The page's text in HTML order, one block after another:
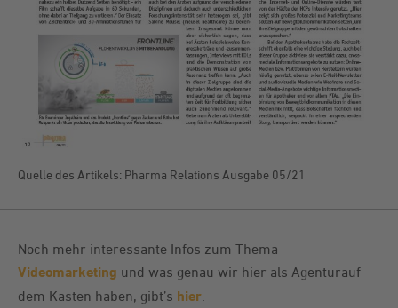
Quelle des Artikels: Pharma Relations Ausgabe 05/21
Noch mehr interessante Infos zum Thema
Videomarketing und was genau wir hier als Agenturauf
dem Kasten haben, gibt’s hier